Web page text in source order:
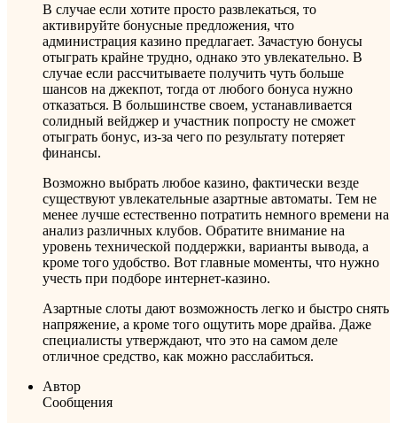
В случае если хотите просто развлекаться, то
активируйте бонусные предложения, что
администрация казино предлагает. Зачастую бонусы
отыграть крайне трудно, однако это увлекательно. В
случае если рассчитываете получить чуть больше
шансов на джекпот, тогда от любого бонуса нужно
отказаться. В большинстве своем, устанавливается
солидный вейджер и участник попросту не сможет
отыграть бонус, из-за чего по результату потеряет
финансы.
Возможно выбрать любое казино, фактически везде
существуют увлекательные азартные автоматы. Тем не
менее лучше естественно потратить немного времени на
анализ различных клубов. Обратите внимание на
уровень технической поддержки, варианты вывода, а
кроме того удобство. Вот главные моменты, что нужно
учесть при подборе интернет-казино.
Азартные слоты дают возможность легко и быстро снять
напряжение, а кроме того ощутить море драйва. Даже
специалисты утверждают, что это на самом деле
отличное средство, как можно расслабиться.
Автор
Сообщения